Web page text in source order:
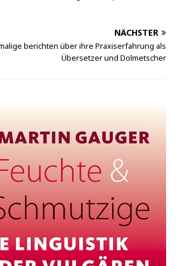
NÄCHSTER
berichten über ihre Praxiserfahrung als
Übersetzer und Dolmetscher